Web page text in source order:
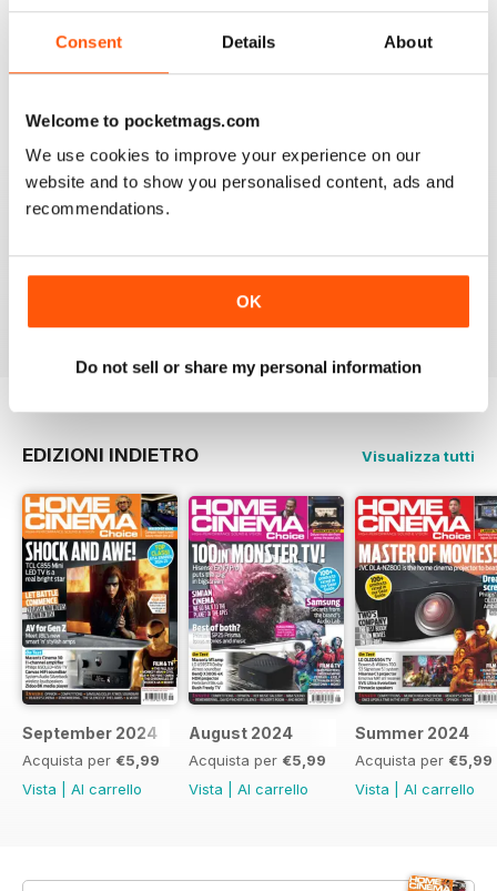
Consent Details About
Welcome to pocketmags.com
We use cookies to improve your experience on our
website and to show you personalised content, ads and
recommendations.
OK
Do not sell or share my personal information
great magazine!!
EDIZIONI INDIETRO Visualizza tutti
September 2024
Acquista per €5,99
Vista
Al carrello
August 2024
Acquista per €5,99
Vista
Al carrello
Summer 2024
Acquista per €5,99
Vista
Al carrello